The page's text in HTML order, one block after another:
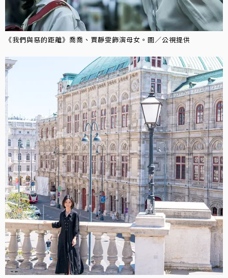
《我們與惡的距離》喬喬、賈靜雯飾演母女。圖／公視提供